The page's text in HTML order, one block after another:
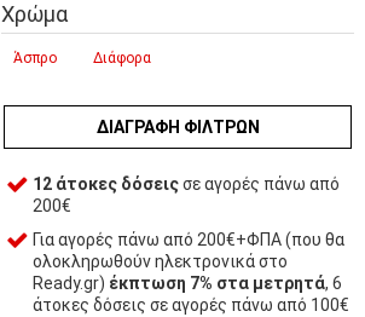
Χρώμα
Άσπρο Διάφορα
ΔΙΑΓΡΑΦΉ ΦΊΛΤΡΩΝ
12 άτοκες δόσειςσε αγορές πάνω από
200€
Για αγορές πάνω από 200€+ΦΠΑ (που θα
ολοκληρωθούν ηλεκτρονικά στο
Ready.gr) έκπτωση 7% στα μετρητά, 6
άτοκες δόσεις σε αγορές πάνω από 100€